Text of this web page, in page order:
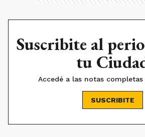
Suscribite al
tu
Accedé a las notas completas
SUSCRIBITE